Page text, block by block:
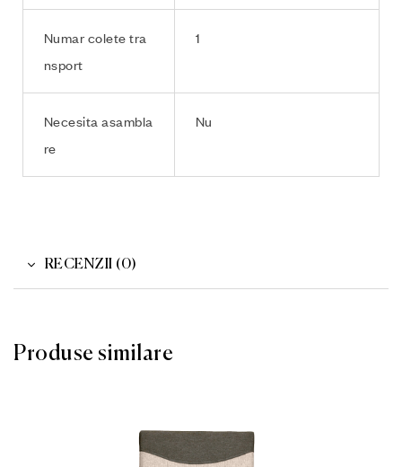
Numar colete tra
nsport
1
Necesita asambla
re
Nu
RECENZII (0)
Produse similare